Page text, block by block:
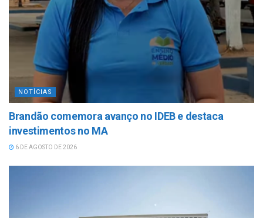
NOTÍCIAS
Brandão comemora avanço no IDEB e destaca
investimentos no MA
6 DE AGOSTO DE 2026